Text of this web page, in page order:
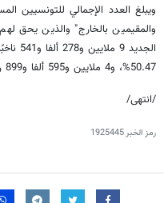
ويبلغ العدد الإجمالي للتونسيين
والمقيمين بالخارج" والذين يحق
50.47%، و4 ملايين و595 ألفا و899 رجلا بنسبة 49.53%.
/انتهى/
رمز الخبر1925445